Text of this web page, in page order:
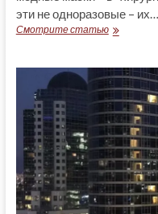
эти не одноразовые – их…
Смотрите статьюЧТО
МОДЕ?